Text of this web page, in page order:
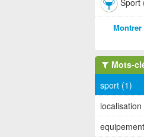
Mots-
sport (1)
localisation